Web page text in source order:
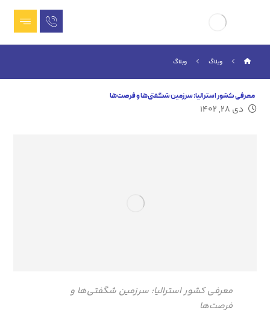
وبلاگ وبلاگ
معرفی کشور استرالیا: سرزمین شگفتی‌ها و فرصت‌ها
دی ۲۸, ۱۴۰۲
معرفی کشور استرالیا: سرزمین شگفتی‌ها و
فرصت‌ها